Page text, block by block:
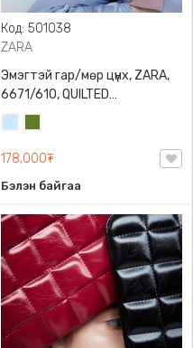
Код: 501038
ZARA
Эмэгтэй гар/мөр цүнх, ZARA,
6671/610, QUILTED
CROSSBODY BAG WITH HANDLE
178,000₮
Бэлэн байгаа